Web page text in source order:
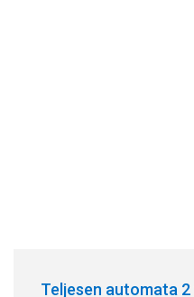
Teljesen automata